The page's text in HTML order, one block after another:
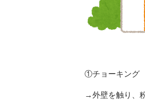
①チョーキング
→外壁を触り、